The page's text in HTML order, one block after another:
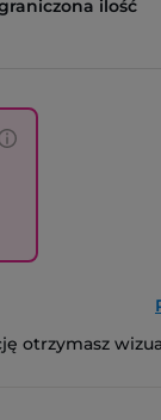
ilość
otrzymasz